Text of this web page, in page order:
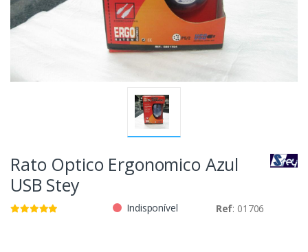
Rato Optico Ergonomico Azul
USB Stey
Indisponível Ref: 01706